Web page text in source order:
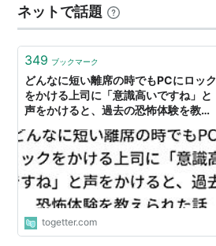
ネットで話題
349 ブックマーク
どんなに短い離席の時でもPCにロック
をかける上司に「意識高いですね」と
声をかけると、過去の恐怖体験を教え
togetter.com